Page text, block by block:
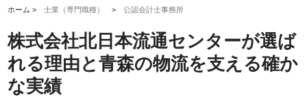
ホーム >士業（専門職種） >公認会計士事務所
株式会社北日本流通センターが選ば
れる理由と青森の物流を支える確か
な実績